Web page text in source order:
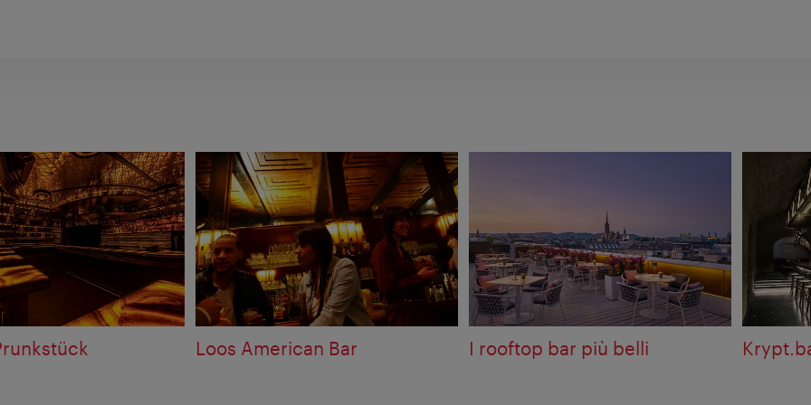
Loos American Bar I rooftop bar più belli